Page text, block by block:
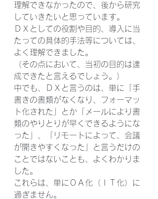
理解できなかったので、後から研究
していきたいと思っています。
ＤＸとしての役割や目的、導入に当
たっての具体的手法等については、
よく理解できました。
（その点において、当初の目的は達
成できたと言えるでしょう。）
中でも、ＤＸと言うのは、単に「手
書きの書類がなくなり、フォーマッ
ト化された」とか「メールにより書
類のやりとりが早くできるようにな
った」、「リモートによって、会議
が開きやすくなった」と言うだけの
ことではないことも、よくわかりま
した。
これらは、単にＯＡ化（ＩＴ化）に
過ぎません。